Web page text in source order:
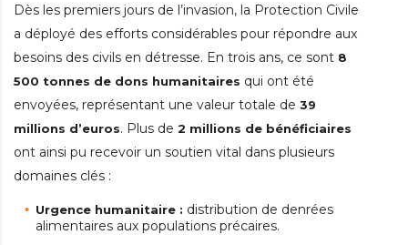
Dès les premiers jours de l’invasion, la Protection Civile
a déployé des efforts considérables pour répondre aux
besoins des civils en détresse. En trois ans, ce sont 8
500 tonnes de dons humanitaires qui ont été
envoyées, représentant une valeur totale de 39
millions d’euros. Plus de 2 millions de bénéficiaires
ont ainsi pu recevoir un soutien vital dans plusieurs
domaines clés :
Urgence humanitaire : distribution de denrées
alimentaires aux populations précaires.